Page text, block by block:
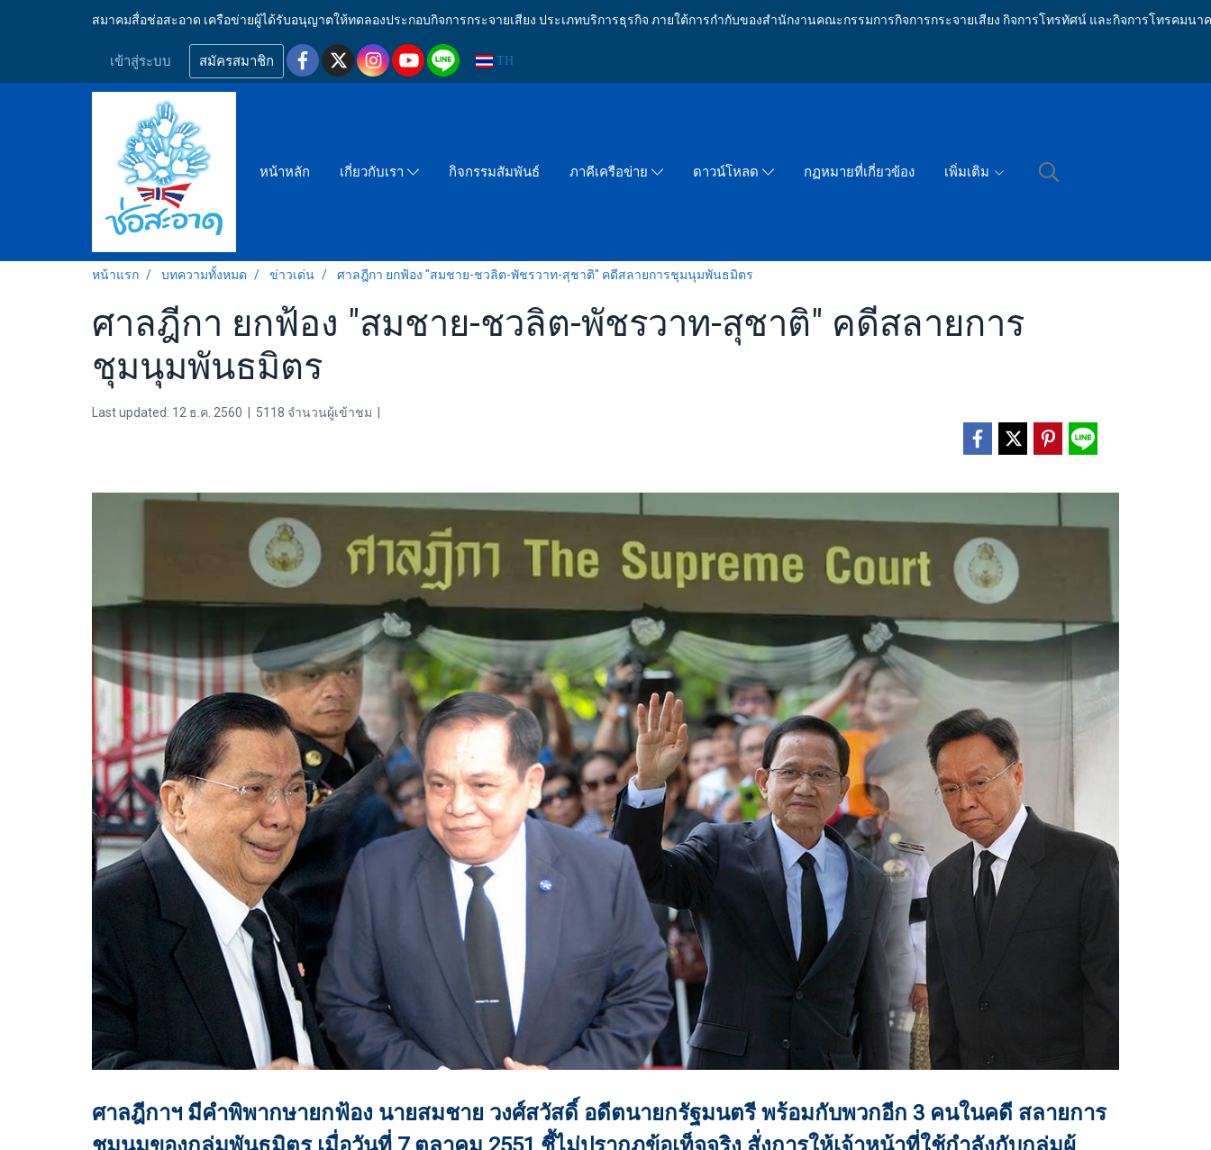
สมาคมสื่อช่อสะอาด เครือข่ายผู้ได้รับอนุญาตให้ทดลองประกอบกิจการกระจายเสียง ประเภทบริการธุรกิจ ภายใต้การกำกับของสำนักงานคณะกรรมการกิจการกระจายเสียง กิจการโทรทัศน์ และกิจการโทรคมนา
เข้าสู่ระบบ สมัครสมาชิก TH
หน้าหลัก เกี่ยวกับเรา กิจกรรมสัมพันธ์ ภาคีเครือข่าย ดาวน์โหลด กฏหมายที่เกี่ยวข้อง เพิ่มเติม
หน้าแรก บทความทั้งหมด ข่าวเด่น ศาลฎีกา ยกฟ้อง "สมชาย-ชวลิต-พัชรวาท-สุชาติ" คดีสลายการชุมนุมพันธมิตร
ศาลฎีกา ยกฟ้อง "สมชาย-ชวลิต-พัชรวาท-สุชาติ" คดีสลายการ
ชุมนุมพันธมิตร
Last updated: 12 ธ.ค. 2560 5118 จำนวนผู้เข้าชม
ศาลฎีกาฯ มีคำพิพากษายกฟ้อง นายสมชาย วงศ์สวัสดิ์ อดีตนายกรัฐมนตรี พร้อมกับพวกอีก 3 คนในคดี สลายการ